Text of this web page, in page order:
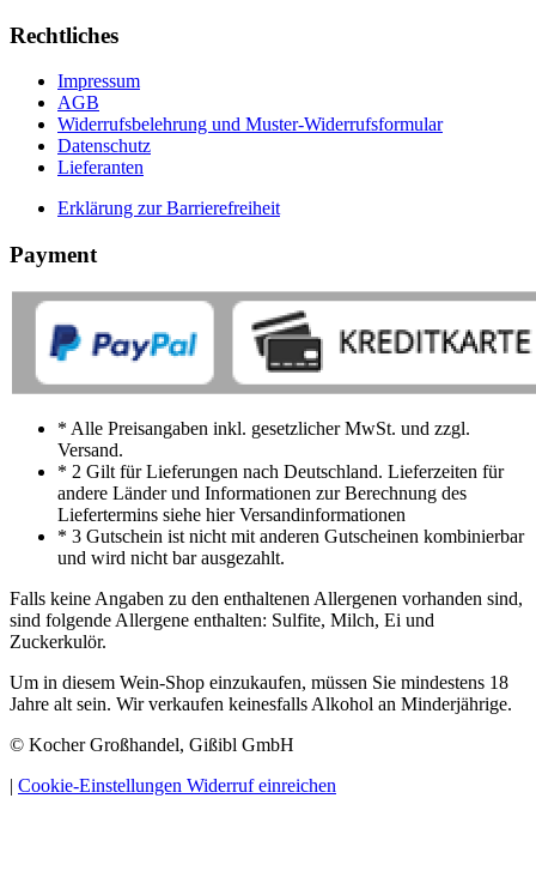
Rechtliches
Impressum
AGB
Widerrufsbelehrung und Muster-Widerrufsformular
Datenschutz
Lieferanten
Erklärung zur Barrierefreiheit
Payment
* Alle Preisangaben inkl. gesetzlicher MwSt. und zzgl.
Versand.
* 2 Gilt für Lieferungen nach Deutschland. Lieferzeiten für
andere Länder und Informationen zur Berechnung des
Liefertermins siehe hier Versandinformationen
* 3 Gutschein ist nicht mit anderen Gutscheinen kombinierbar
und wird nicht bar ausgezahlt.
Falls keine Angaben zu den enthaltenen Allergenen vorhanden sind,
sind folgende Allergene enthalten: Sulfite, Milch, Ei und
Zuckerkulör.
Um in diesem Wein-Shop einzukaufen, müssen Sie mindestens 18
Jahre alt sein. Wir verkaufen keinesfalls Alkohol an Minderjährige.
© Kocher Großhandel, Gißibl GmbH
| Cookie-Einstellungen Widerruf einreichen